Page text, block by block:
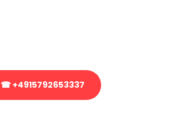
☎ +4915792653337